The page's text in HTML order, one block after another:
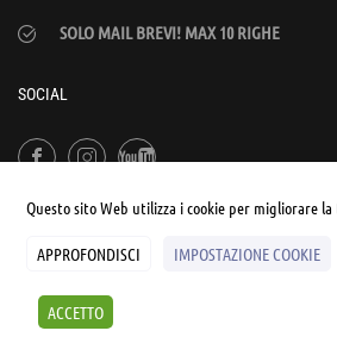
SOLO MAIL BREVI! MAX 10 RIGHE
SOCIAL
Sintesi e liberatorie
Questo sito Web utilizza i cookie per migliorare
APPROFONDISCI IMPOSTAZIONE COOKIE
ACCETTO